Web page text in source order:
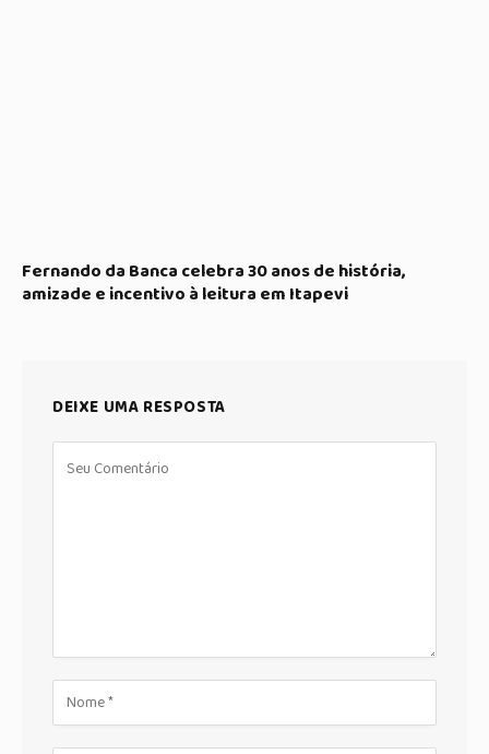
Fernando da Banca celebra 30 anos de história,
amizade e incentivo à leitura em Itapevi
DEIXE UMA RESPOSTA